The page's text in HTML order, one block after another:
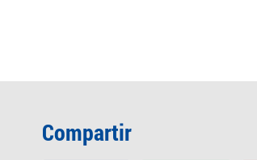
Compartir